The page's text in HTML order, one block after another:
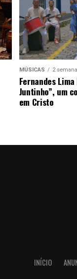
MÚSICAS 2
Fernandes
Juntinho”, um
em Cristo
INÍCIO